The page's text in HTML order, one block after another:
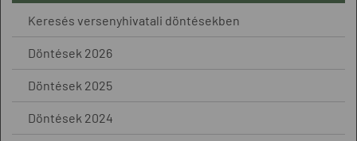
Keresés versenyhivatali döntésekben
Döntések 2026
Döntések 2025
Döntések 2024